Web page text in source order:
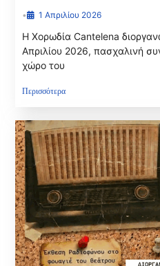
Περιφέρειας Δυτικής
• 1 Απριλίου 2026
Η Χορωδία Cantelena
Απριλίου 2026, πασχαλινή
χώρο του
Περισσότερα